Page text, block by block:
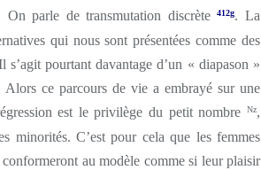
On parle de transmutation discrète412g. La
qui nous sont présentées comme des
pourtant davantage d’un « diapason »
ce parcours de vie a embrayé sur une
est le privilège du petit nombre
Nz,
minorités. C’est pour cela que les femmes
au modèle comme si leur plaisir